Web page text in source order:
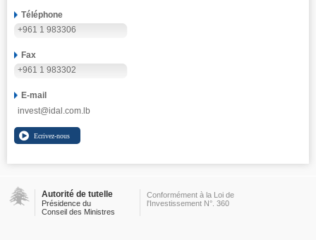
Téléphone
+961 1 983306
Fax
+961 1 983302
E-mail
invest@idal.com.lb
Autorité de tutelle
Présidence du
Conseil des Ministres
Conformément à la Loi de
l'Investissement N°. 360